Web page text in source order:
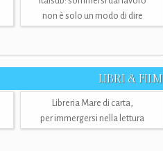
non è solo un modo di dire
LIBRI & FILM
Libreria Mare di carta,
per immergersi nella lettura